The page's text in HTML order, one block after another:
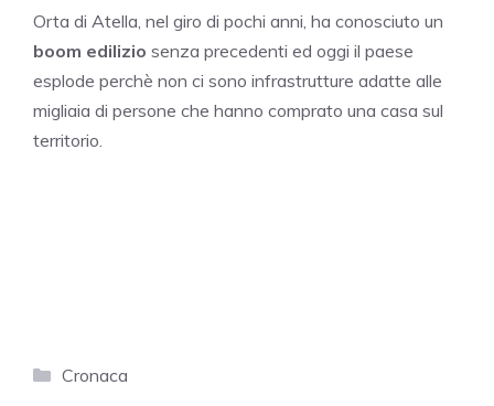
Orta di Atella, nel giro di pochi anni, ha conosciuto un
boom edilizio senza precedenti ed oggi il paese
esplode perchè non ci sono infrastrutture adatte alle
migliaia di persone che hanno comprato una casa sul
territorio.
Categorie
Cronaca